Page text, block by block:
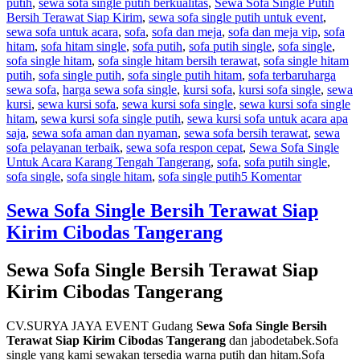
putih, sewa sofa single putih berkualitas, Sewa Sofa Single Putih
Bersih Terawat Siap Kirim, sewa sofa single putih untuk event,
sewa sofa untuk acara, sofa, sofa dan meja, sofa dan meja vip, sofa
hitam, sofa hitam single, sofa putih, sofa putih single, sofa single,
sofa single hitam, sofa single hitam bersih terawat, sofa single hitam
putih, sofa single putih, sofa single putih hitam, sofa terbaruTags
harga
sewa sofa, harga sewa sofa single, kursi sofa, kursi sofa single, sewa
kursi, sewa kursi sofa, sewa kursi sofa single, sewa kursi sofa single
hitam, sewa kursi sofa single putih, sewa kursi sofa untuk acara apa
saja, sewa sofa aman dan nyaman, sewa sofa bersih terawat, sewa
sofa pelayanan terbaik, sewa sofa respon cepat, Sewa Sofa Single
Untuk Acara Karang Tengah Tangerang, sofa, sofa putih single,
sofa single, sofa single hitam, sofa single putih5 Komentarpada
Single
Tengah
Sewa Sofa Single Bersih Terawat Siap
Kirim Cibodas Tangerang
Sewa Sofa Single Bersih Terawat Siap
Kirim Cibodas Tangerang
CV.SURYA JAYA EVENT Gudang Sewa Sofa Single Bersih
Terawat Siap Kirim Cibodas Tangerang dan jabodetabek.Sofa
single yang kami sewakan tersedia warna putih dan hitam.Sofa